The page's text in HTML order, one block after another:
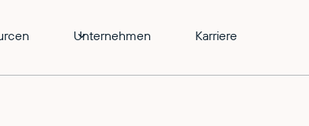
Unternehmen Karriere